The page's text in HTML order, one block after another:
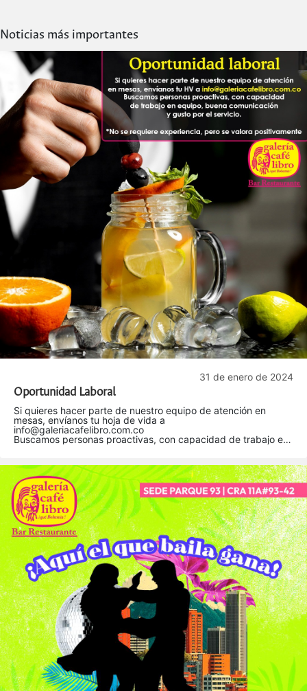
Noticias más importantes
31 de enero de 2024
Oportunidad Laboral
Si quieres hacer parte de nuestro equipo de atención en
mesas, envíanos tu hoja de vida a
info@galeriacafelibro.com.co
Buscamos personas proactivas, con capacidad de trabajo en